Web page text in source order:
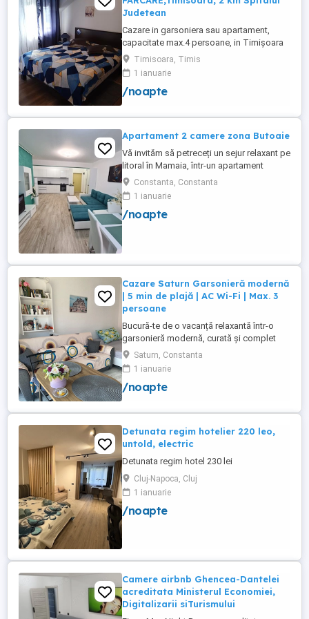
Judetean
Cazare in garsoniera sau apartament,
capacitate max.4 persoane, in Timișoara
la 2 km de Spitalul Judetean. (la doua
strazi)de zona Calea Buziasului
Lic.Electrotimis si la 2 km de Mosnita
Noua Centura. PARCARE. Situat la et.1 al
+wifi , frigider, mașină spălat, ...
Timisoara, Timis
1 ianuarie
/noapte
Apartament 2 camere zona Butoaie
Vă invităm să petreceți un sejur relaxant pe
litoral în Mamaia, într-un apartament
modern, situat în complexul Moonlight,
Residence, zona centrală una dintre cele
mai căutate locații din stațiune. Locație
excelentă la doar câțiva pași de plajă,
Constanta, Constanta
1 ianuarie
/noapte
Cazare Saturn Garsonieră modernă
| 5 min de plajă | AC Wi-Fi | Max. 3
persoane
Bucură-te de o vacanță relaxantă într-o
garsonieră modernă, curată și complet
utilată, ideală pentru până la 3 persoane.
Liberă în perioada 8-12 august! Nu rata
ocazia de a petrece câteva zile la mare!
Facilități: Pat matrimonial + canapea
un imobil ...
Saturn, Constanta
1 ianuarie
/noapte
Detunata regim hotelier 220 leo,
untold, electric
Detunata regim hotel 230 lei
Cluj-Napoca, Cluj
1 ianuarie
/noapte
Camere airbnb Ghencea-Dantelei
acreditata Ministerul Economiei,
Digitalizarii siTurismului